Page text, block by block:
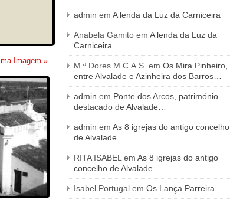
Imagem »
admin em A lenda da Luz da Carniceira
Anabela Gamito em A lenda da Luz da
Carniceira
M.ª Dores M.C.A.S. em Os Mira Pinheiro,
entre Alvalade e Azinheira dos Barros…
admin em Ponte dos Arcos, património
destacado de Alvalade…
admin em As 8 igrejas do antigo concelho
de Alvalade…
RITA ISABEL em As 8 igrejas do antigo
concelho de Alvalade…
Isabel Portugal em Os Lança Parreira